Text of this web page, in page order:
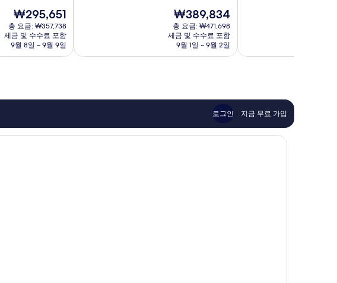
현
재
요
금
₩295,651
₩295,651
총 요금: ₩357,738
세금 및 수수료 포함
9월 8일 ~ 9월 9일
고
용
305
현
재
요
금
₩389,834
₩389,834
총 요금: ₩471,698
세금 및 수수료 포함
9월 1일 ~ 9월 2일
고
용
후
기
1,002
로그인 지금 무료 가입